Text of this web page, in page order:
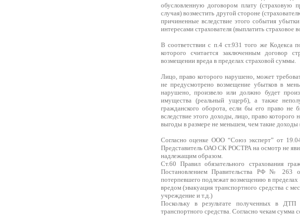
обусловленную договором плату (страховую
случая) возместить другой стороне
причиненные вследствие этого события
интересами страхователя (выплатить
В соответствии с п.4 ст.931 того же Кодекса
которого считается заключенным договор
возмещении вреда в пределах страховой суммы.
Лицо, право которого нарушено, может
не предусмотрено возмещение убытков в
нарушено, произвело или должно будет
имущества (реальный ущерб), а также
гражданского оборота, если бы его право
вследствие этого доходы, лицо, право
выгоды в размере не меньшем, чем такие
Согласно оценке ООО “Союз эксперт” от
Представитель ОАО СК РОСТРА на осмотр не
надлежащим образом.
Ст.60 Правил обязательного страхования
Постановлением Правительства РФ № 263
потерпевшего подлежат возмещению в
вредом (эвакуация транспортного средства с
учреждение и т.д.)
Поскольку в результате полученных в ДТП
транспортного средства. Согласно чекам сумма